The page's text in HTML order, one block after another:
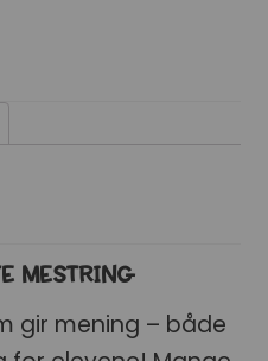
MESTRING
gir mening – både